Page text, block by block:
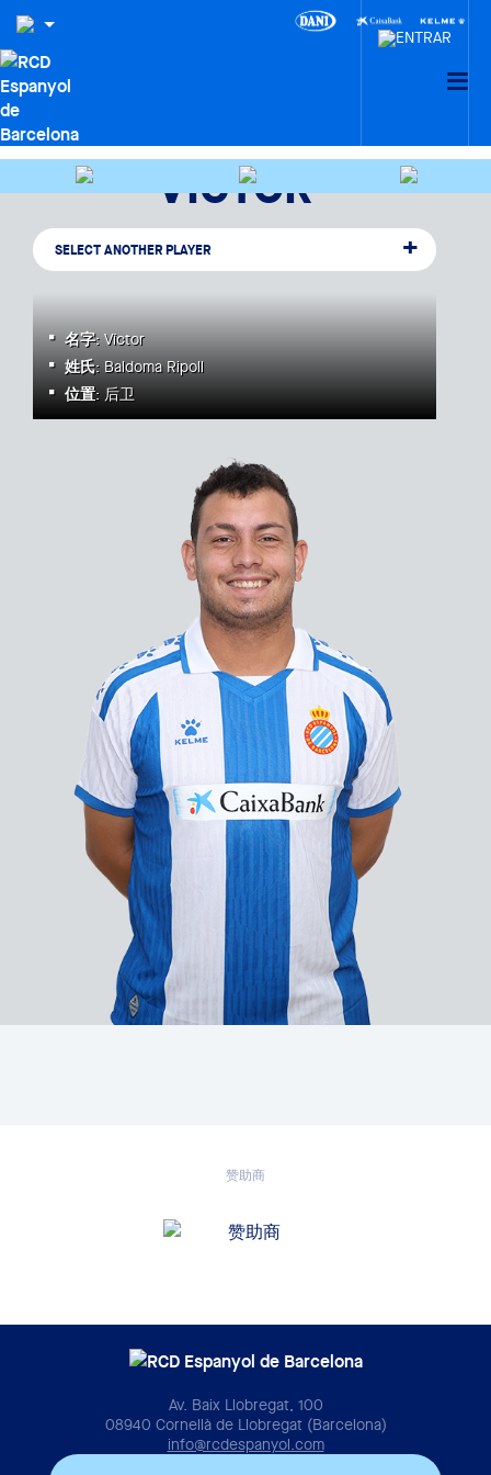
VÍCTOR
SELECT ANOTHER PLAYER
名字: Víctor
姓氏: Baldoma Ripoll
位置: 后卫
赞助商
Av. Baix Llobregat, 100
08940 Cornellà de Llobregat (Barcelona)
info@rcdespanyol.com